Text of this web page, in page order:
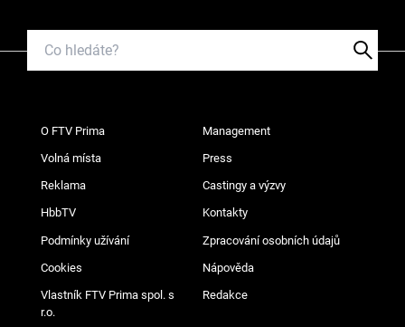
O FTV Prima Management
Volná místa Press
Reklama Castingy a výzvy
HbbTV Kontakty
Podmínky užívání Zpracování osobních údajů
Cookies Nápověda
Vlastník FTV Prima spol. s
r.o.
Redakce